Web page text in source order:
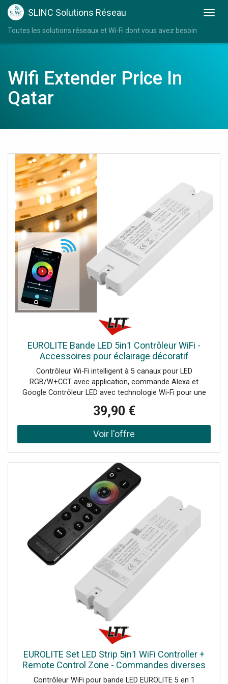
SLINC Solutions Réseau
Toutes les solutions réseaux et Wi-Fi dont vous avez besoin
Wifi Extender Price In
Qatar
EUROLITE Bande LED 5in1 Contrôleur WiFi -
Accessoires pour éclairage décoratif
Contrôleur Wi-Fi intelligent à 5 canaux pour LED
RGB/W+CCT avec application, commande Alexa et
Google Contrôleur LED avec technologie Wi-Fi pour une
bandes LED multicolores (CCT, RGB, RGBW, RGB+CCT) et
monochromes, Fonctionne sans pont ni moyeu, Contrôlez
plusieurs contrôleurs en même temps, Excellente
transmission du signal grâce à la fréquence 2,4 GHz -
filaire, Une technique sans fil innovante permet de
commander plusieurs régulateurs de manière synchrone
et asynchrone à l'aide d'une seule télécommande.,
Séquences de couleurs synchronisées, même sur
plusieurs heures, avec plusieurs contrôleurs et différents
types de LED, Tous les contrôleurs communiquent entre
eux et couvrent une large gamme, Les sorties PWM le
rendent idéal pour une utilisation avec les bandes LED
modernes., La fonction mémoire enregistre le dernier
réglage lors de la mise hors tension., Contrôle via Wi-Fi,
Amazon Alexa, Google Assistant, IFTTT, application Tuya
Smart, son vers lumière, Gradateur électronique,
changement de couleur réglable, modulation de largeur
d'impulsion variable, scènes réglables, vitesse du
programme réglable, Température de couleur variable
3000 K - 6500 K, Contenu de l'emballage 1 x contrôleur, 1
x manuel d'utilisation, 1 x déclaration de conformité, 2 x
vis, Alimentation électrique: 12/24 V CC, Consommation
électrique: Max. 240 W 12 V CCMax. 480 W 24 V CC,
Courant de sortie: Max. 5 x 4 A par canal, Connexion
électrique: Via borne à vis, Puissance de sortie: Borne à
39,90 €
EUROLITE Set LED Strip 5in1 WiFi Controller +
Remote Control Zone - Commandes diverses
Contrôleur WiFi pour bande LED EUROLITE 5 en 1